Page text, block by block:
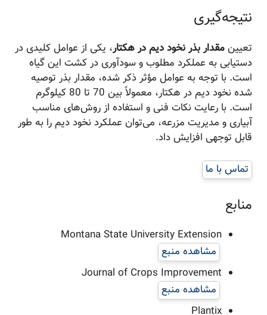
نتیجه‌گیری
تعیینمقدار بذر نخود دیم در هکتار، یکی از عوامل کلیدی در
دستیابی به عملکرد مطلوب و سودآوری در کشت این گیاه
است. با توجه به عوامل مؤثر ذکر شده، مقدار بذر توصیه
شده نخود دیم در هکتار، معمولاً بین 70 تا 80 کیلوگرم
است. با رعایت نکات فنی و استفاده از روش‌های مناسب
آبیاری و مدیریت مزرعه، می‌توان عملکرد نخود دیم را به طور
قابل توجهی افزایش داد.
تماس با ما
منابع
Montana State University Extension
مشاهده منبع
Journal of Crops Improvement
مشاهده منبع
Plantix